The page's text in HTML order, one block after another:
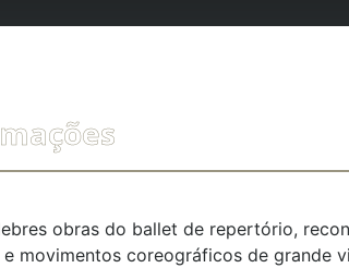
obras do ballet de repertório,
movimentos coreográficos de grande